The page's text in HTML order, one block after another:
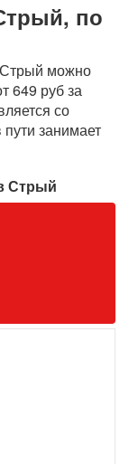
по
можно
649 руб за
со
занимает
Стрый